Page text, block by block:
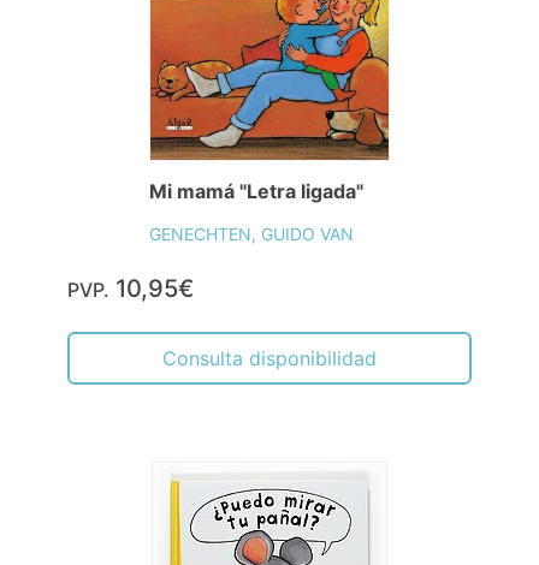
Mi mamá "Letra ligada"
GENECHTEN, GUIDO VAN
PVP. 10,95€
Consulta disponibilidad